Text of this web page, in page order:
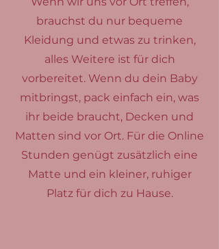
brauchst du nur bequeme
Kleidung und etwas zu trinken,
alles Weitere ist für dich
vorbereitet. Wenn du dein Baby
mitbringst, pack einfach ein, was
ihr beide braucht, Decken und
Matten sind vor Ort. Für die Online
Stunden genügt zusätzlich eine
Matte und ein kleiner, ruhiger
Platz für dich zu Hause.